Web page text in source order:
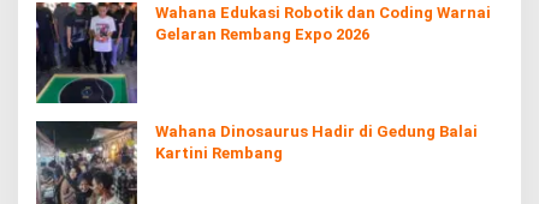
Wahana Edukasi Robotik dan Coding Warnai
Gelaran Rembang Expo 2026
Wahana Dinosaurus Hadir di Gedung Balai
Kartini Rembang